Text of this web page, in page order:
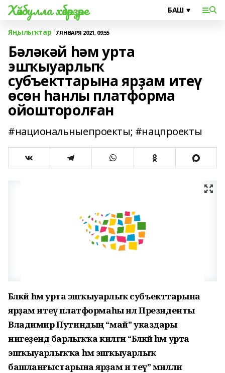
Хәйбулла хәбәрҙәре
Яңылыҡтар 7 ЯНВАРЯ 2021, 09:55
Бәләкәй һәм урта
эшҡыуарлыҡ
субъекттарына ярҙам итеү
өсөн һанлы платформа
ойошторолған
#национальныепроекты; #нацпроекты
Бәләкәй һәм урта эшҡыуарлыҡ субъекттарына
ярҙам итеү платформаһы ил Президенты
Владимир Путиндың “май” указдары
нигеҙендә барлыҡҡа килгән “Бәләкәй һәм урта
эшҡыуарлыҡҡа һәм эшҡыуарлыҡ
башланғыстарына ярҙам и теү” милли